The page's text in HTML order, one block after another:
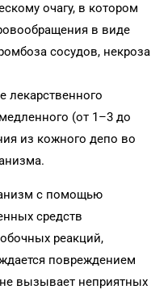
очагу, в котором
в виде
сосудов, некроза
лекарственного
(от 1–3 до
из кожного депо во
с помощью
средств
реакций,
повреждением
вызывает неприятных